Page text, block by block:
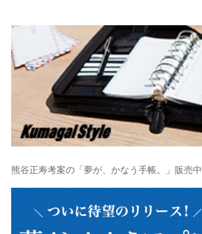
熊谷正寿考案の「夢が、かなう手帳。」販売中